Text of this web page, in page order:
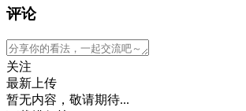
评论
关注
最新上传
暂无内容，敬请期待...